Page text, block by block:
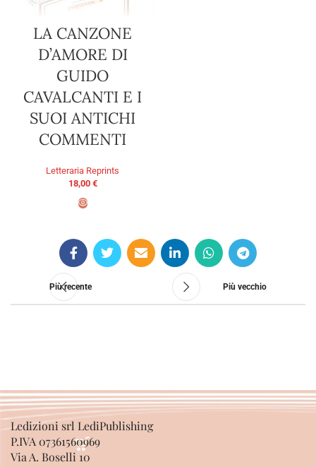
LA CANZONE
D’AMORE DI
GUIDO
CAVALCANTI E I
SUOI ANTICHI
COMMENTI
Letteraria Reprints
18,00 €
Più recente Più vecchio
Ledizioni srl LediPublishing
P.IVA 07361560969
Via A. Boselli 10